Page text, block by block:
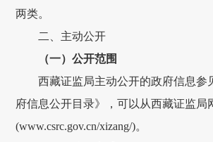
两类。
二、主动公开
（一）公开范围
西藏证监局主动公开的政府信息参
府信息公开目录》，可以从西藏证监局
(www.csrc.gov.cn/xizang/)。